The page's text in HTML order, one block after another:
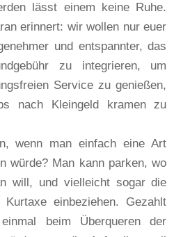
lässt einem keine Ruhe.
erinnert: wir wollen nur euer
und entspannter, das
zu integrieren, um
Service zu genießen,
nach Kleingeld kramen zu
wenn man einfach eine Art
würde? Man kann parken, wo
will, und vielleicht sogar die
Kurtaxe einbeziehen. Gezahlt
beim Überqueren der